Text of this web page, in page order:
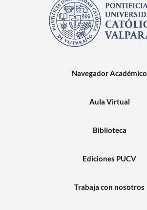
Navegador Académico
Aula Virtual
Biblioteca
Ediciones PUCV
Trabaja con nosotros